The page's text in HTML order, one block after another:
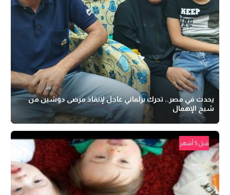
يحدث في مصر.. تحرك برلماني عاجل لإنقاذ مرضى دوشين من
شبح الإهمال
قبل 5 أشهر